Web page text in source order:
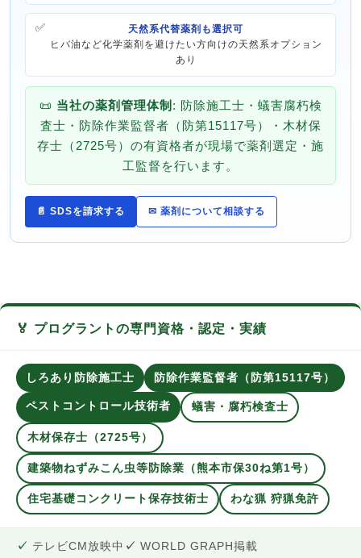
天然系代替薬剤も選択可
ヒバ油など化学薬剤を避けたい方向けの天然系オプション
あり
📜 当社の薬剤管理体制 : 防除施工士・蟻害腐朽検
査士・防除作業監督者（防第15117号）・木材保
存士（2725号）の有資格者が現場で薬剤選定・施
工監督を行います。
📄 SDSを請求する ✉ 薬剤について相談する
🏅 プログラントの専門資格・認定・実績
しろあり防除施工士 防除作業監督者（防第15117号）
ペストコントロール技術者 蟻害・腐朽検査士
木材保存士（2725号）
建築物ねずみこん虫等防除業（熊本市保30ね第1号）
住宅基礎コンクリート保存技術士 わな猟 狩猟免許
テレビCM放映中
WORLD GRAPH掲載